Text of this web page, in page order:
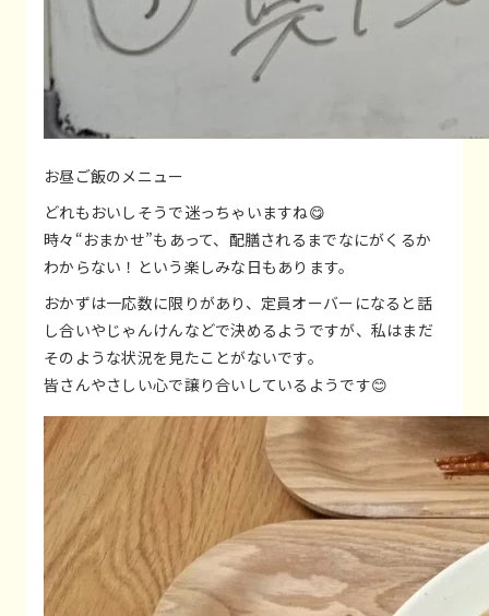
お昼ご飯のメニュー
どれもおいしそうで迷っちゃいますね😋
時々“おまかせ”もあって、配膳されるまでなにがくるか
わからない！という楽しみな日もあります。
おかずは一応数に限りがあり、定員オーバーになると話
し合いやじゃんけんなどで決めるようですが、私はまだ
そのような状況を見たことがないです。
皆さんやさしい心で譲り合いしているようです😊